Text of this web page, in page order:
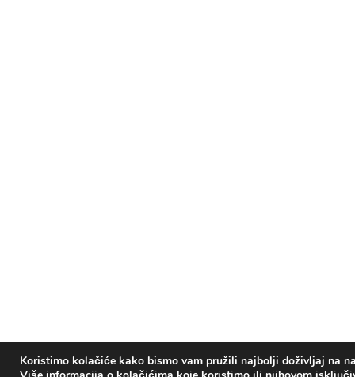
Koristimo kolačiće kako bismo vam pružili najbolji doživljaj na